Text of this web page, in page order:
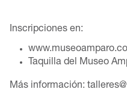
Inscripciones en:
Taquilla del Museo
Más información: